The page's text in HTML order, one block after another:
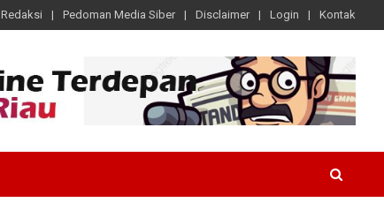
Redaksi Pedoman Media Siber Disclaimer Login Kontak